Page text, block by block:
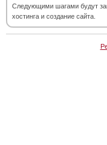
Следующими шагами будут
хостинга и создание сайта.